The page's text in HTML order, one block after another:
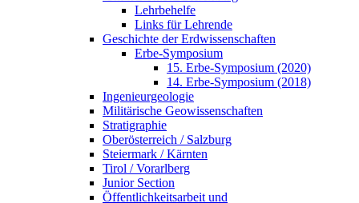
Lehrbehelfe
Links für Lehrende
Geschichte der Erdwissenschaften
Erbe-Symposium
15. Erbe-Symposium (2020)
14. Erbe-Symposium (2018)
Ingenieurgeologie
Militärische Geowissenschaften
Stratigraphie
Oberösterreich / Salzburg
Steiermark / Kärnten
Tirol / Vorarlberg
Junior Section
Öffentlichkeitsarbeit und